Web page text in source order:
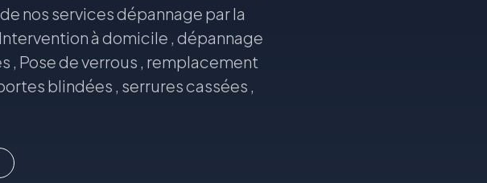
nos services dépannage par la
à domicile , dépannage
, Pose de verrous , remplacement
blindées , serrures cassées ,